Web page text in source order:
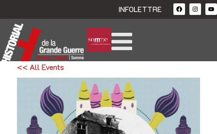
INFOLETTRE
<< All Events